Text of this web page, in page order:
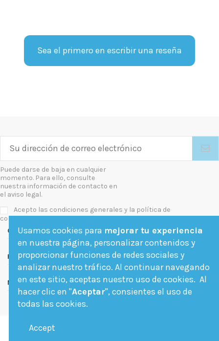
Sea el primero en escribir una reseña
Puede darse de baja en cualquier
momento. Para ello, consulte
nuestra información de contacto en
el aviso legal.
Acepto las condiciones generales y la política de
confidencialidad
Contact us
Follow us
Newsletter
Usamos cookies para mejorar tu experiencia
en nuestra página, personalizar contenidos y
proporcionar funciones de redes sociales y
analizar nuestro tráfico. Al continuar navegando
en este sitio, aceptas nuestro uso de cookies. Al
hacer clic en "Aceptar", consientes el uso de
todas las cookies.
Accept